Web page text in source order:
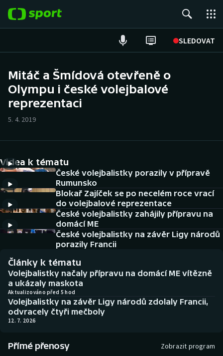
SLEDOVAT
Hokej
Tenis
Cyklistika
DALŠÍ SPORTY
Americký fotbal
Baseball a softbal
Biatlon
Boby a skeleton
Curling
NEPŘEHLÉDNĚTE
Soutěže
Aplikace ČT sport
AZ kvíz
Mitáč a Šmídová otevřeně o
Olympu i české volejbalové
reprezentaci
5. 4. 2019
Videa k tématu
České volejbalistky porazily v přípravě
Rumunsko
Blokař Zajíček se po necelém roce vrací
do volejbalové reprezentace
České volejbalistky zahájily přípravu na
domácí ME
České volejbalistky na závěr Ligy národů
porazily Francii
Články k tématu
Volejbalistky načaly přípravu na domácí ME vítězně
a ukázaly maskota
Aktualizováno před 5 hod
Volejbalistky na závěr Ligy národů zdolaly Francii,
odvracely čtyři mečboly
12. 7. 2026
Přímé přenosy Zobrazit program